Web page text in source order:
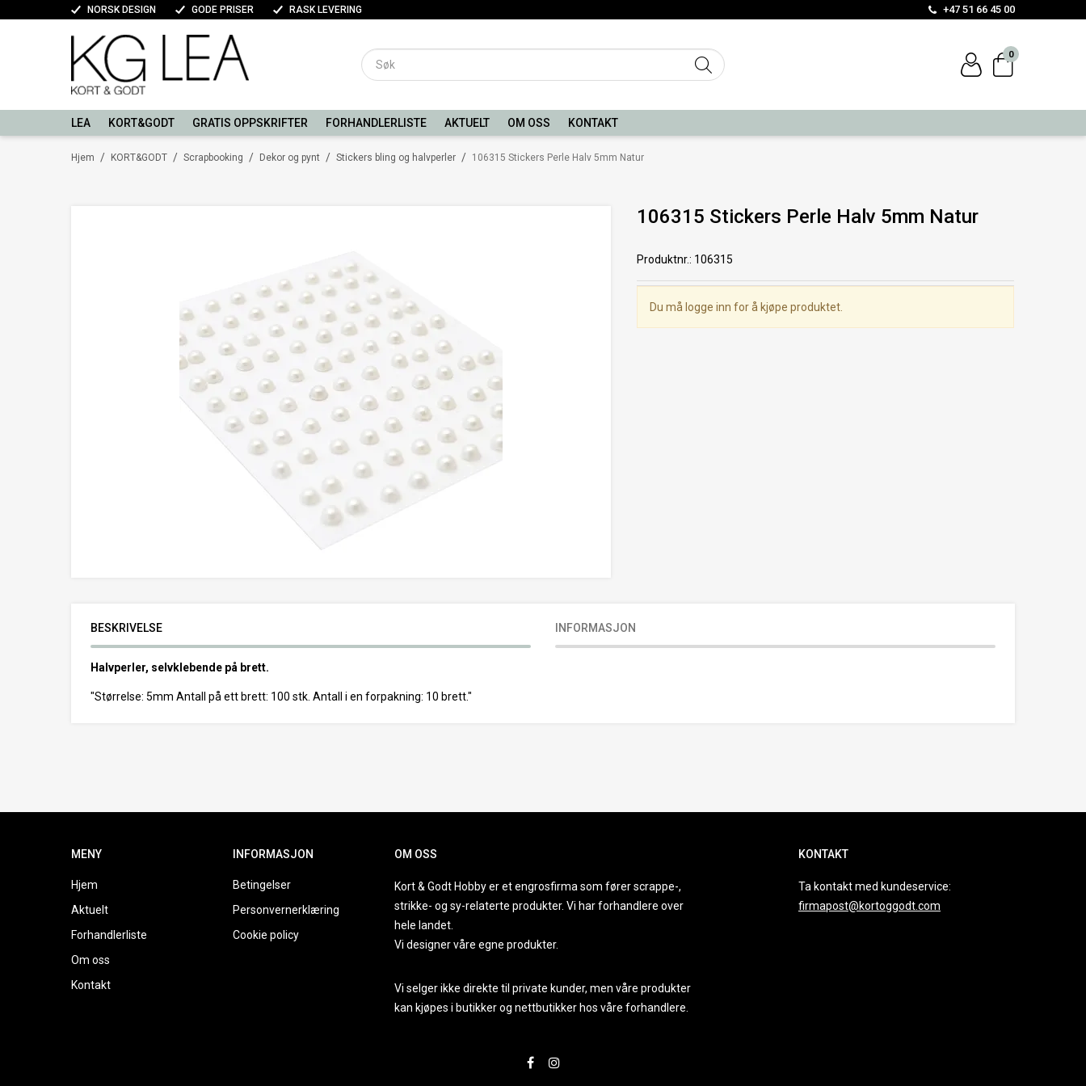
NORSK DESIGN GODE PRISER RASK LEVERING +47 51 66 45 00
0
LEA KORT&GODT GRATIS OPPSKRIFTER FORHANDLERLISTE AKTUELT OM OSS KONTAKT
/
Hjem /
KORT&GODT /
Scrapbooking /
Dekor og pynt /
Stickers bling og halvperler 106315 Stickers Perle Halv 5mm Natur
106315 Stickers Perle Halv 5mm Natur
Produktnr.: 106315
Du må logge inn for å kjøpe produktet.
BESKRIVELSE INFORMASJON
Halvperler, selvklebende på brett.
"Størrelse: 5mm Antall på ett brett: 100 stk. Antall i en forpakning: 10 brett."
MENY
Hjem
Aktuelt
Forhandlerliste
Om oss
Kontakt
INFORMASJON
Betingelser
Personvernerklæring
Cookie policy
OM OSS
Kort & Godt Hobby er et engrosfirma som fører scrappe-,
strikke- og sy-relaterte produkter. Vi har forhandlere over
hele landet.
Vi designer våre egne produkter.
Vi selger ikke direkte til private kunder, men våre produkter
kan kjøpes i butikker og nettbutikker hos våre forhandlere.
KONTAKT
Ta kontakt med kundeservice:
firmapost@kortoggodt.com